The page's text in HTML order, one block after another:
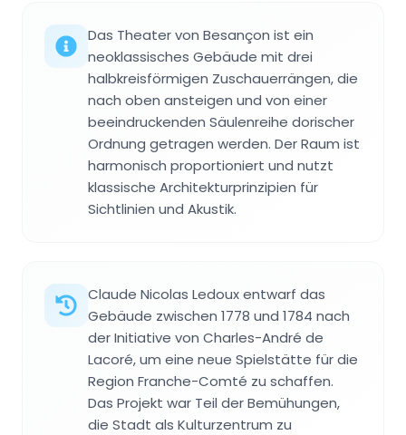
Das Theater von Besançon ist ein
neoklassisches Gebäude mit drei
halbkreisförmigen Zuschauerrängen, die
nach oben ansteigen und von einer
beeindruckenden Säulenreihe dorischer
Ordnung getragen werden. Der Raum ist
harmonisch proportioniert und nutzt
klassische Architekturprinzipien für
Sichtlinien und Akustik.
Claude Nicolas Ledoux entwarf das
Gebäude zwischen 1778 und 1784 nach
der Initiative von Charles-André de
Lacoré, um eine neue Spielstätte für die
Region Franche-Comté zu schaffen.
Das Projekt war Teil der Bemühungen,
die Stadt als Kulturzentrum zu